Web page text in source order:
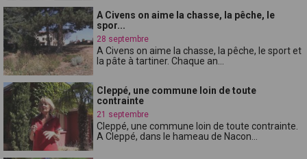
A Civens on aime la chasse, la pêche, le
spor...
28 septembre
A Civens on aime la chasse, la pêche, le sport et
la pâte à tartiner. Chaque an...
Cleppé, une commune loin de toute
contrainte
21 septembre
Cleppé, une commune loin de toute contrainte.
A Cleppé, dans le hameau de Nacon...